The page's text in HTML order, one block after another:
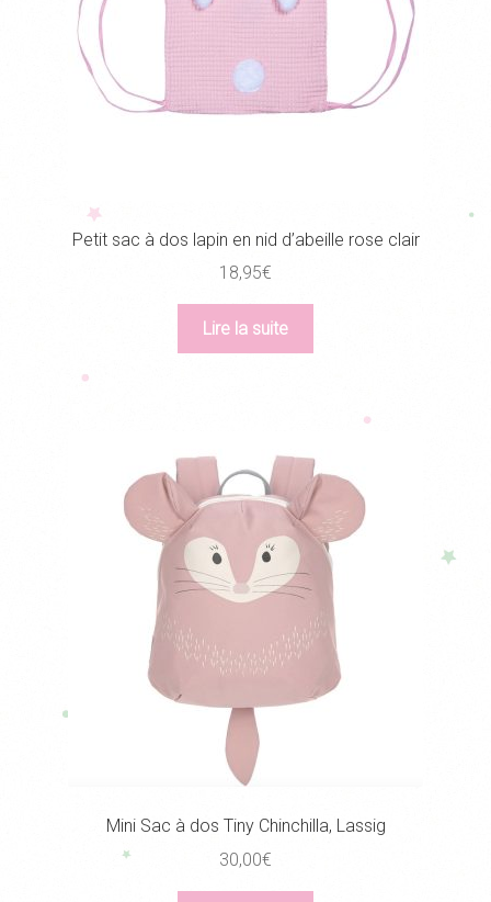
Petit sac à dos lapin en nid d’abeille rose clair
18,95€
Lire la suite
Mini Sac à dos Tiny Chinchilla, Lassig
30,00€